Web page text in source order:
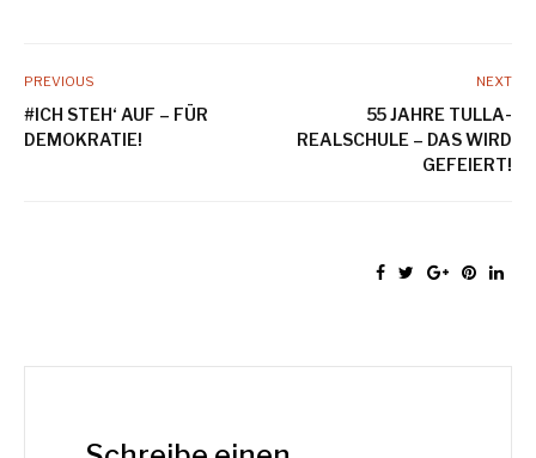
PREVIOUS
#ICH STEH‘ AUF – FÜR
DEMOKRATIE!
NEXT
55 JAHRE TULLA-
REALSCHULE – DAS WIRD
GEFEIERT!